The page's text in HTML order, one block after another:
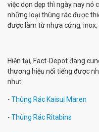
việc dọn dẹp thì ngày nay nó
những loại thùng rác được
được làm từ nhựa cứng, inox,
Hiện tại, Fact-Depot đang
thương hiệu nổi tiếng được
như:
- Thùng Rác Kaisui Maren
- Thùng Rác Ritabins